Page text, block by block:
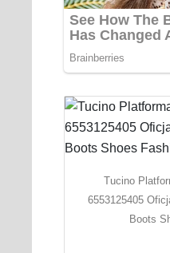
Tucino
6553125405
Boots